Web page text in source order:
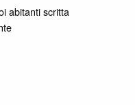
abitanti scritta